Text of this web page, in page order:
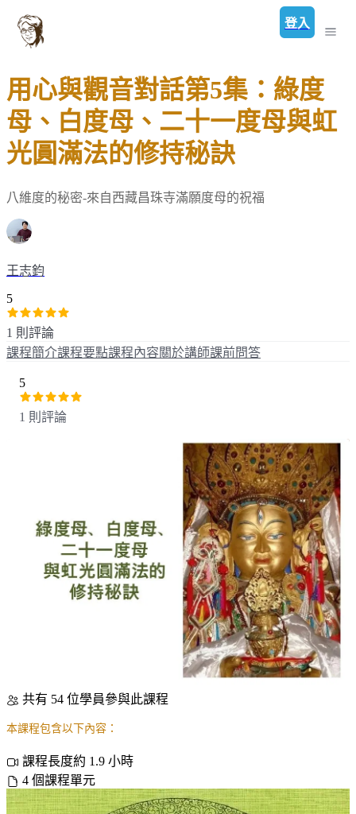
登入
用心與觀音對話第5集：綠度
母、白度母、二十一度母與虹
光圓滿法的修持秘訣
八維度的秘密-來自西藏昌珠寺滿願度母的祝福
王志鈞
5
1 則評論
課程簡介課程要點課程內容關於講師課前問答
5
1 則評論
共有 54 位學員參與此課程
本課程包含以下內容：
課程長度約 1.9 小時
4 個課程單元